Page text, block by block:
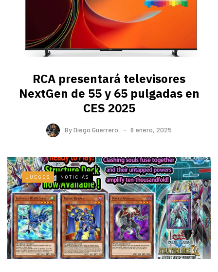
RCA presentará televisores
NextGen de 55 y 65 pulgadas en
CES 2025
ByDiego Guerrero 6 enero, 2025
JUEGOS NOTICIAS